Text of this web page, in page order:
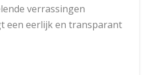
verrassingen
een eerlijk en transparant